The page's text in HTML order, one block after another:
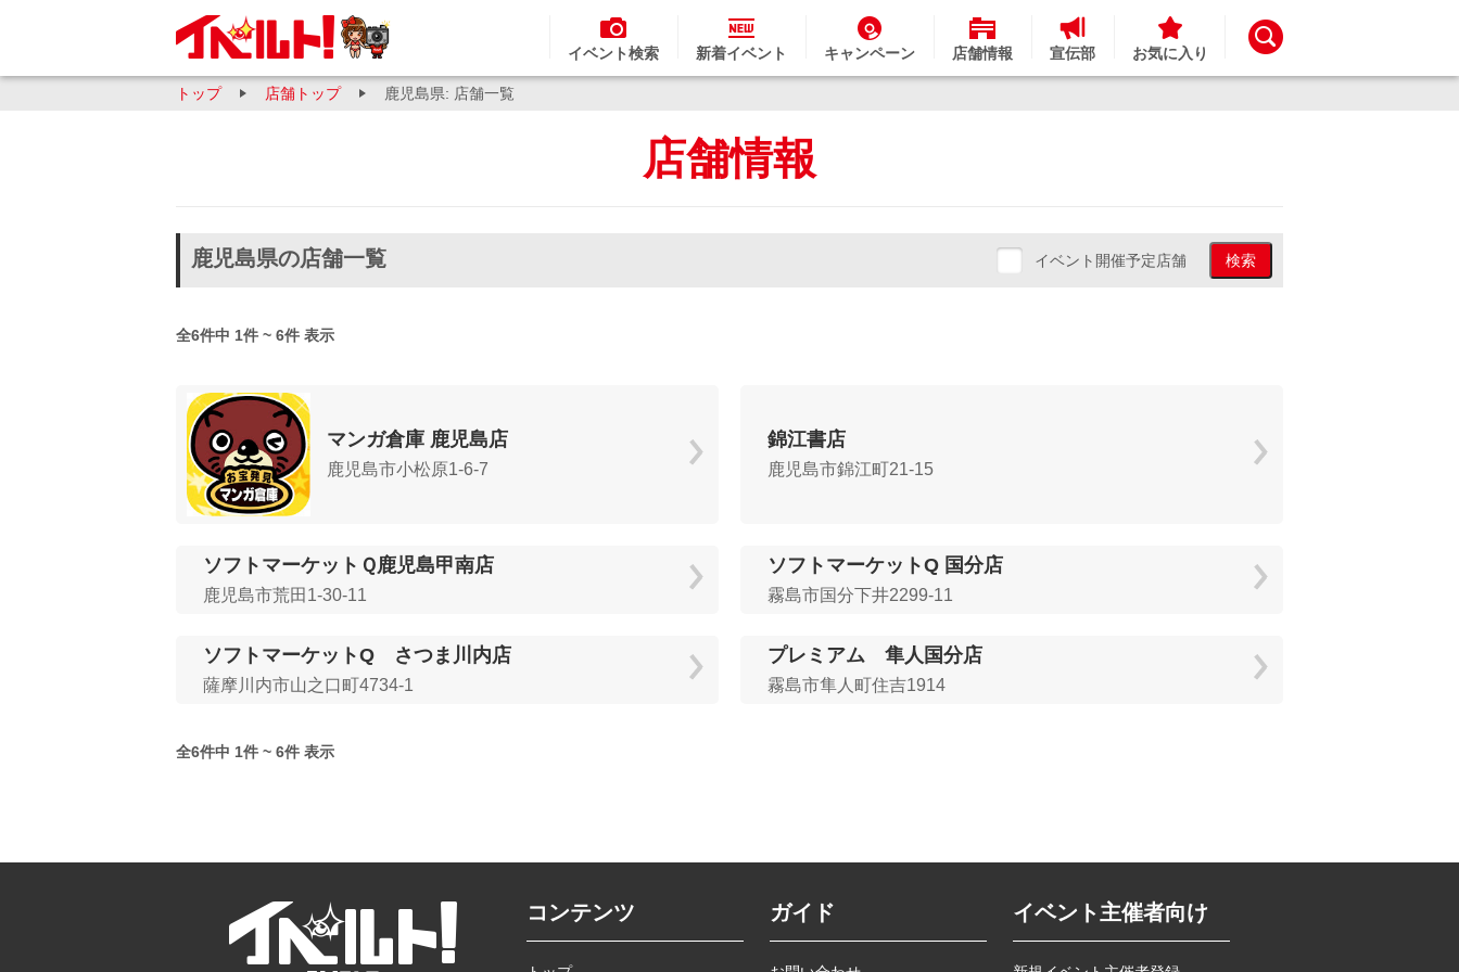
イベント検索 新着イベント キャンペーン 店舗情報 宣伝部 お気に入り
トップ 店舗トップ 鹿児島県: 店舗一覧
店舗情報
鹿児島県の店舗一覧 イベント開催予定店舗 検索
全6件中 1件 ~ 6件 表示
マンガ倉庫 鹿児島店
鹿児島市小松原1-6-7
錦江書店
鹿児島市錦江町21-15
ソフトマーケットＱ鹿児島甲南店
鹿児島市荒田1-30-11
ソフトマーケットQ 国分店
霧島市国分下井2299-11
ソフトマーケットQ さつま川内店
薩摩川内市山之口町4734-1
プレミアム 隼人国分店
霧島市隼人町住吉1914
全6件中 1件 ~ 6件 表示
コンテンツ ガイド イベント主催者向け